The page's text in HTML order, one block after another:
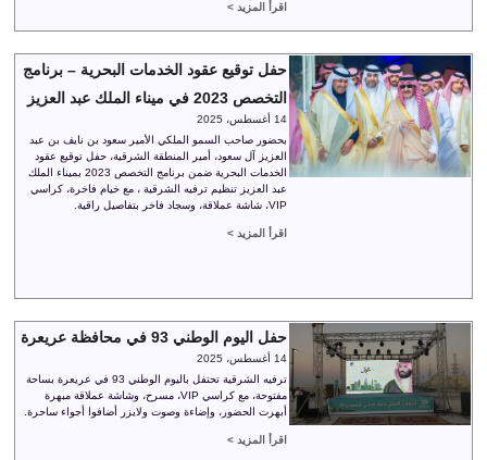
اقرأ المزيد >
حفل توقيع عقود الخدمات البحرية – برنامج
التخصص 2023 في ميناء الملك عبد العزيز
14 أغسطس، 2025
بحضور صاحب السمو الملكي الأمير سعود بن نايف بن عبد
العزيز آل سعود، أمير المنطقة الشرقية، حفل توقيع عقود
الخدمات البحرية ضمن برنامج التخصص 2023 بميناء الملك
عبد العزيز تنظيم ترفيه الشرقية ، مع خيام فاخرة، كراسي
VIP، شاشة عملاقة، وسجاد فاخر بتفاصيل راقية.
اقرأ المزيد >
حفل اليوم الوطني 93 في محافظة عريعرة
14 أغسطس، 2025
ترفيه الشرقية تحتفل باليوم الوطني 93 في عريعرة بساحة
مفتوحة، مع كراسي VIP، مسرح، وشاشة عملاقة مبهرة
أبهرت الحضور، وإضاءة وصوت ولايزر أضافوا أجواء ساحرة.
اقرأ المزيد >